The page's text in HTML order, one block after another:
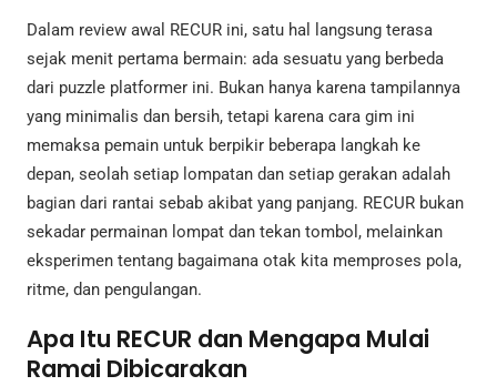
Dalam review awal RECUR ini, satu hal langsung terasa
sejak menit pertama bermain: ada sesuatu yang berbeda
dari puzzle platformer ini. Bukan hanya karena tampilannya
yang minimalis dan bersih, tetapi karena cara gim ini
memaksa pemain untuk berpikir beberapa langkah ke
depan, seolah setiap lompatan dan setiap gerakan adalah
bagian dari rantai sebab akibat yang panjang. RECUR bukan
sekadar permainan lompat dan tekan tombol, melainkan
eksperimen tentang bagaimana otak kita memproses pola,
ritme, dan pengulangan.
Apa Itu RECUR dan Mengapa Mulai
Ramai Dibicarakan